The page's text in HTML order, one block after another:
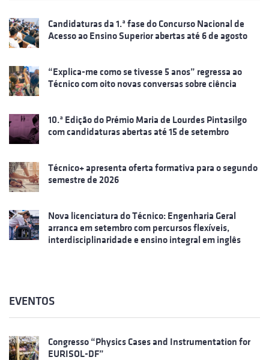
Candidaturas da 1.ª fase do Concurso Nacional de
Acesso ao Ensino Superior abertas até 6 de agosto
“Explica-me como se tivesse 5 anos” regressa ao
Técnico com oito novas conversas sobre ciência
10.ª Edição do Prémio Maria de Lourdes Pintasilgo
com candidaturas abertas até 15 de setembro
Técnico+ apresenta oferta formativa para o segundo
semestre de 2026
Nova licenciatura do Técnico: Engenharia Geral
arranca em setembro com percursos flexíveis,
interdisciplinaridade e ensino integral em inglês
EVENTOS
Congresso “Physics Cases and Instrumentation for
EURISOL-DF”